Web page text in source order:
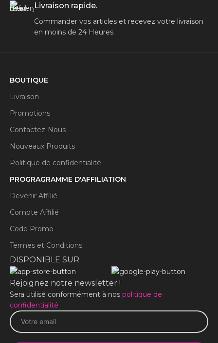
Livraison rapide.
Commander vos articles et recevez votre livraison
en moins de 24 Heures.
BOUTIQUE
Livraison
Promotions
Contactez-Nous
Nouveaux Produits
Politique de confidentialité
PROGRAGRAMME D'AFFILIATION
Devenir Affilié
Compte Affilié
Code Promo
Termes et Conditions
DISPONIBLE SUR:
Rejoignez notre newsletter !
Sera utilisé conformément à nos politique de
confidentialité